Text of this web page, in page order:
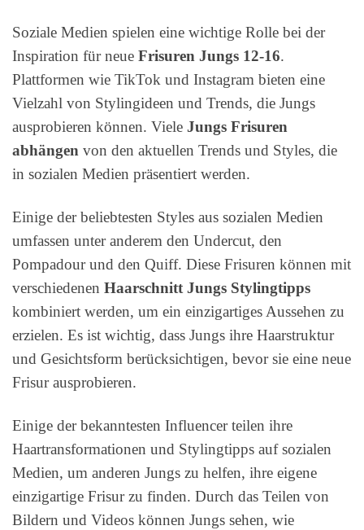
Soziale Medien spielen eine wichtige Rolle bei der
Inspiration für neue Frisuren Jungs 12-16.
Plattformen wie TikTok und Instagram bieten eine
Vielzahl von Stylingideen und Trends, die Jungs
ausprobieren können. Viele Jungs Frisuren
abhängen von den aktuellen Trends und Styles, die
in sozialen Medien präsentiert werden.
Einige der beliebtesten Styles aus sozialen Medien
umfassen unter anderem den Undercut, den
Pompadour und den Quiff. Diese Frisuren können mit
verschiedenen Haarschnitt Jungs Stylingtipps
kombiniert werden, um ein einzigartiges Aussehen zu
erzielen. Es ist wichtig, dass Jungs ihre Haarstruktur
und Gesichtsform berücksichtigen, bevor sie eine neue
Frisur ausprobieren.
Einige der bekanntesten Influencer teilen ihre
Haartransformationen und Stylingtipps auf sozialen
Medien, um anderen Jungs zu helfen, ihre eigene
einzigartige Frisur zu finden. Durch das Teilen von
Bildern und Videos können Jungs sehen, wie